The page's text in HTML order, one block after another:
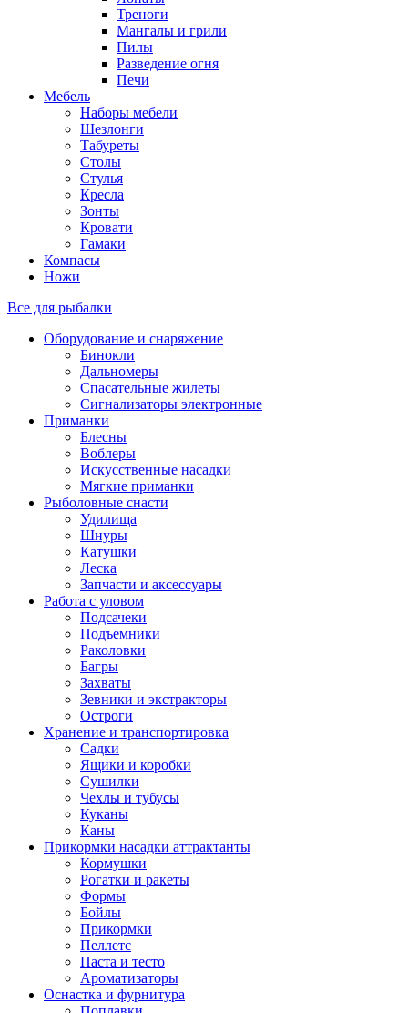
Треноги
Мангалы и грили
Пилы
Разведение огня
Печи
Мебель
Наборы мебели
Шезлонги
Табуреты
Столы
Стулья
Кресла
Зонты
Кровати
Гамаки
Компасы
Ножи
Все для рыбалки
Оборудование и снаряжение
Бинокли
Дальномеры
Спасательные жилеты
Сигнализаторы электронные
Приманки
Блесны
Воблеры
Искусственные насадки
Мягкие приманки
Рыболовные снасти
Удилища
Шнуры
Катушки
Леска
Запчасти и аксессуары
Работа с уловом
Подсачеки
Подъемники
Раколовки
Багры
Захваты
Зевники и экстракторы
Остроги
Хранение и транспортировка
Садки
Ящики и коробки
Сушилки
Чехлы и тубусы
Куканы
Каны
Прикормки насадки аттрактанты
Кормушки
Рогатки и ракеты
Формы
Бойлы
Прикормки
Пеллетс
Паста и тесто
Ароматизаторы
Оснастка и фурнитура